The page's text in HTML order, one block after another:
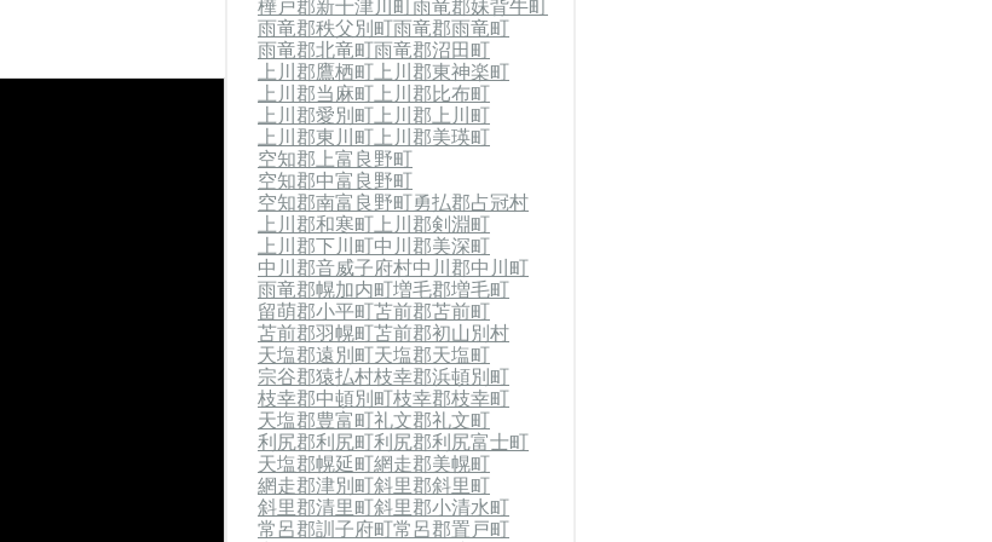
樺戸郡新十津川町 雨竜郡妹背牛町
雨竜郡秩父別町雨竜郡雨竜町
雨竜郡北竜町雨竜郡沼田町
上川郡鷹栖町上川郡東神楽町
上川郡当麻町上川郡比布町
上川郡愛別町上川郡上川町
上川郡東川町上川郡美瑛町
空知郡上富良野町
空知郡中富良野町
空知郡南富良野町勇払郡占冠村
上川郡和寒町上川郡剣淵町
上川郡下川町中川郡美深町
中川郡音威子府村中川郡中川町
雨竜郡幌加内町増毛郡増毛町
留萌郡小平町苫前郡苫前町
苫前郡羽幌町苫前郡初山別村
天塩郡遠別町天塩郡天塩町
宗谷郡猿払村枝幸郡浜頓別町
枝幸郡中頓別町枝幸郡枝幸町
天塩郡豊富町礼文郡礼文町
利尻郡利尻町利尻郡利尻富士町
天塩郡幌延町網走郡美幌町
網走郡津別町斜里郡斜里町
斜里郡清里町斜里郡小清水町
常呂郡訓子府町常呂郡置戸町